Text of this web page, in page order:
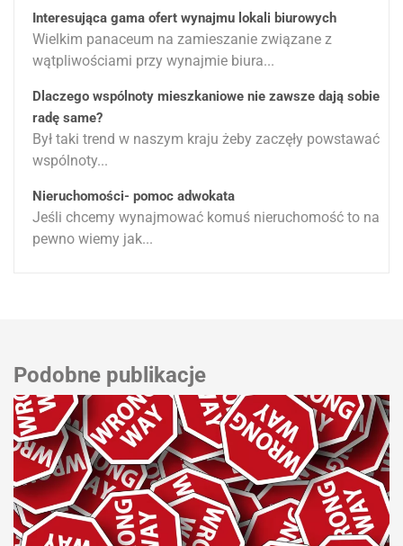
Interesująca gama ofert wynajmu lokali biurowych
Wielkim panaceum na zamieszanie związane z
wątpliwościami przy wynajmie biura...
Dlaczego wspólnoty mieszkaniowe nie zawsze dają sobie
radę same?
Był taki trend w naszym kraju żeby zaczęły powstawać
wspólnoty...
Nieruchomości- pomoc adwokata
Jeśli chcemy wynajmować komuś nieruchomość to na
pewno wiemy jak...
Podobne publikacje